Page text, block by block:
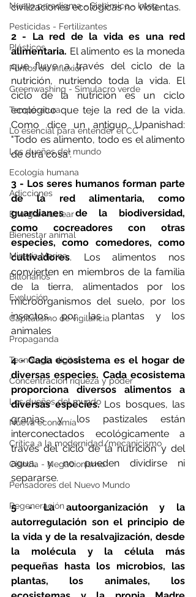
Nuevo paradigma - Sistémico - Integ
Pesticidas - Fertilizantes
Plásticos
Puntos de inflexión
Greenwashing - Simulacro verde
Temperatura
Lo esencial para entender el CC
Los dueños del mundo
Ecología humana
Adicciones
Energía Nuclear
Bienestar animal
Minería Marina
Billonarios
Evolución
Capitalismo de vigilancia
Propaganda
Tecnología digital
Concentración riqueza y poder
Los dueños del mundo
Nueva economía
Crítica a la modernidad/mecanicismo
Ciencia - Negacionismo
Pensadores del Nuevo Mundo
Regeneración
civilizaciones ecológicas no violentas.
2 - La red de la vida es una red
alimentaria. El alimento es la moneda
que fluye a través del ciclo de la
nutrición, nutriendo toda la vida. El
ciclo de la nutrición es un ciclo
ecológico que teje la red de la vida.
Como dice un antiguo Upanishad:
"Todo es alimento, todo es el alimento
de otra cosa".
3 - Los seres humanos forman parte
de la red alimentaria, como
guardianes de la biodiversidad,
como cocreadores con otras
especies, como comedores, como
cultivadores. Los alimentos nos
convierten en miembros de la familia
de la tierra, alimentados por los
microorganismos del suelo, por los
insectos, por las plantas y los
animales
4 - Cada ecosistema es el hogar de
diversas especies. Cada ecosistema
proporciona diversos alimentos a
diversas especies. Los bosques, las
granjas y los pastizales están
interconectados ecológicamente a
través del ciclo de la nutrición y del
agua, y no pueden dividirse ni
separarse.
5 - La autoorganización y la
autorregulación son el principio de
la vida y de la resalvajización, desde
la molécula y la célula más
pequeñas hasta los microbios, las
plantas, los animales, los